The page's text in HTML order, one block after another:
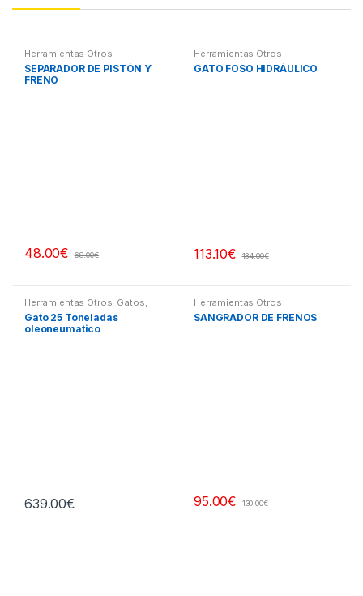
Herramientas Otros
SEPARADOR DE PISTÓN Y
FRENO
48.00€ 68.00€
Herramientas Otros
GATO FOSO HIDRÁULICO
113.10€ 134.00€
Herramientas Otros, Gatos,
Soportes y Hidraulica
Gato 25 Toneladas
oleoneumatico
639.00€
Herramientas Otros
SANGRADOR DE FRENOS
95.00€ 130.00€